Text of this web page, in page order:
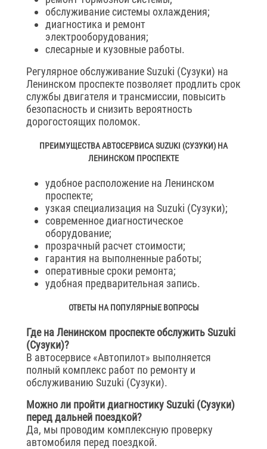
обслуживание системы охлаждения;
диагностика и ремонт
электрооборудования;
слесарные и кузовные работы.
Регулярное обслуживание Suzuki (Сузуки) на
Ленинском проспекте позволяет продлить срок
службы двигателя и трансмиссии, повысить
безопасность и снизить вероятность
дорогостоящих поломок.
ПРЕИМУЩЕСТВА АВТОСЕРВИСА SUZUKI (СУЗУКИ) НА
ЛЕНИНСКОМ ПРОСПЕКТЕ
удобное расположение на Ленинском
проспекте;
узкая специализация на Suzuki (Сузуки);
современное диагностическое
оборудование;
прозрачный расчет стоимости;
гарантия на выполненные работы;
оперативные сроки ремонта;
удобная предварительная запись.
ОТВЕТЫ НА ПОПУЛЯРНЫЕ ВОПРОСЫ
Где на Ленинском проспекте обслужить Suzuki
(Сузуки)?
В автосервисе «Автопилот» выполняется
полный комплекс работ по ремонту и
обслуживанию Suzuki (Сузуки).
Можно ли пройти диагностику Suzuki (Сузуки)
перед дальней поездкой?
Да, мы проводим комплексную проверку
автомобиля перед поездкой.